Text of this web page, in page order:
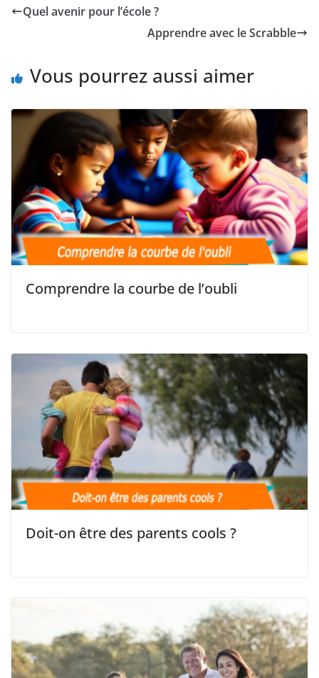
Quel avenir pour l’école ?
Apprendre avec le Scrabble
Vous pourrez aussi aimer
Comprendre la courbe de l’oubli
Doit-on être des parents cools ?